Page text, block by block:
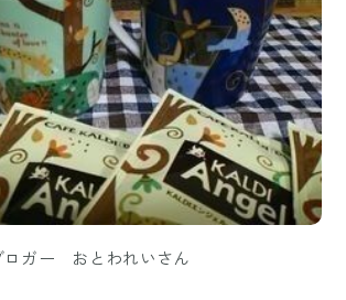
ロガー おとわれいさん